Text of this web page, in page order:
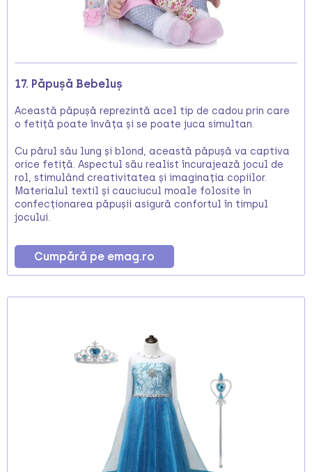
17. Păpușă Bebeluș
Această păpușă reprezintă acel tip de cadou prin care
o fetiță poate învăța și se poate juca simultan.
Cu părul său lung și blond, această păpușă va captiva
orice fetiță. Aspectul său realist încurajează jocul de
rol, stimulând creativitatea și imaginația copiilor.
Materialul textil și cauciucul moale folosite în
confecționarea păpușii asigură confortul în timpul
jocului.
Cumpără pe emag.ro